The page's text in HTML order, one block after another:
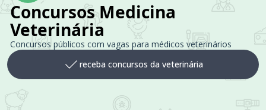
Concursos Medicina
Veterinária
Concursos públicos com vagas para médicos veterinários
receba concursos da veterinária